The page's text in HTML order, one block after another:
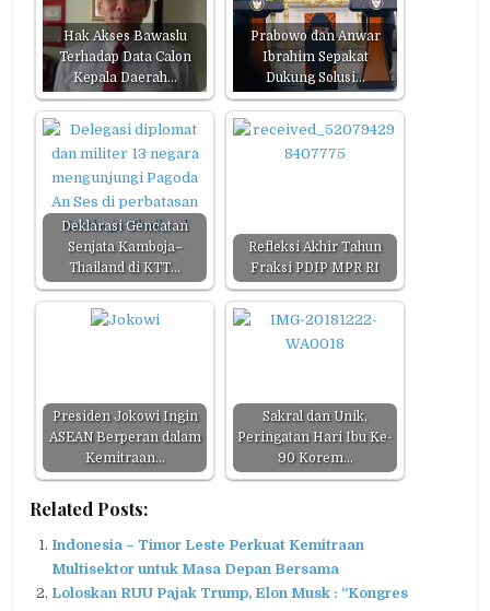
Hak Akses Bawaslu
Terhadap Data Calon
Kepala Daerah…
Prabowo dan Anwar
Ibrahim Sepakat
Dukung Solusi…
Deklarasi Gencatan
Senjata Kamboja–
Thailand di KTT…
Refleksi Akhir Tahun
Fraksi PDIP MPR RI
Presiden Jokowi Ingin
ASEAN Berperan dalam
Kemitraan…
Sakral dan Unik,
Peringatan Hari Ibu Ke-
90 Korem…
Related Posts:
Indonesia – Timor Leste Perkuat Kemitraan
Multisektor untuk Masa Depan Bersama
Loloskan RUU Pajak Trump, Elon Musk : “Kongres